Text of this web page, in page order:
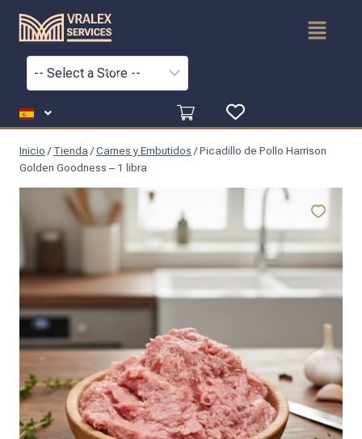
Inicio / Tienda/Carnes y Embutidos /Picadillo de Pollo Harrison
Golden Goodness – 1 libra